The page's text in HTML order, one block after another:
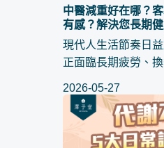
中醫減重好在哪？
有感？解決您長期
現代人生活節奏日
正面臨長期疲勞、
失衡的警訊，當民眾搜尋
時，其實是在尋求
修復，而不僅僅是
2026-05-27